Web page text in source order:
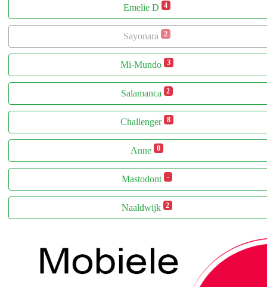
Emelie D 4
Sayonara 2
Mi-Mundo 3
Salamanca 2
Challenger 8
Anne 0
Mastodont -
Naaldwijk 2